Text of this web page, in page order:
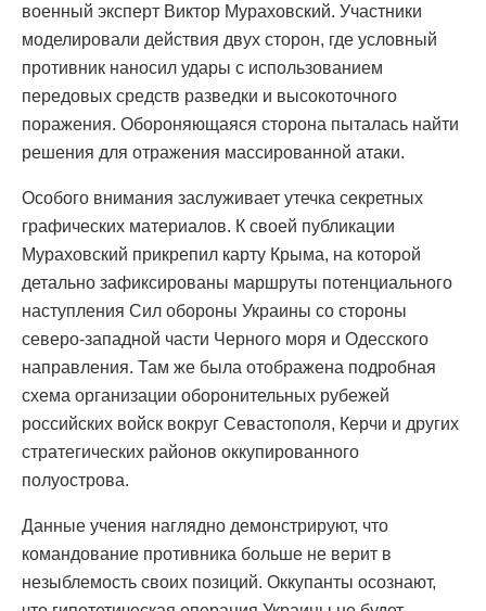
военный эксперт Виктор Мураховский. Участники
моделировали действия двух сторон, где условный
противник наносил удары с использованием
передовых средств разведки и высокоточного
поражения. Обороняющаяся сторона пыталась найти
решения для отражения массированной атаки.
Особого внимания заслуживает утечка секретных
графических материалов. К своей публикации
Мураховский прикрепил карту Крыма, на которой
детально зафиксированы маршруты потенциального
наступления Сил обороны Украины со стороны
северо-западной части Черного моря и Одесского
направления. Там же была отображена подробная
схема организации оборонительных рубежей
российских войск вокруг Севастополя, Керчи и других
стратегических районов оккупированного
полуострова.
Данные учения наглядно демонстрируют, что
командование противника больше не верит в
незыблемость своих позиций. Оккупанты осознают,